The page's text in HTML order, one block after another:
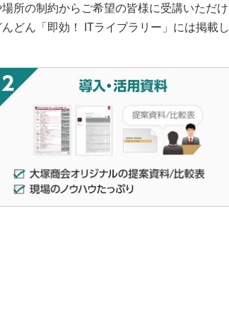
所の制約からご希望の皆様に受講いただけ
どん「即効！ ITライブラリー」には掲載し